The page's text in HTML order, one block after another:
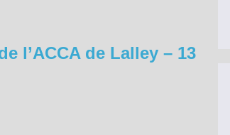
l’ACCA de Lalley – 13